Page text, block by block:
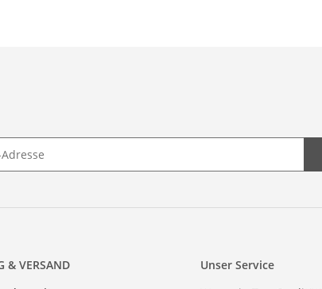
& VERSAND
Unser Service